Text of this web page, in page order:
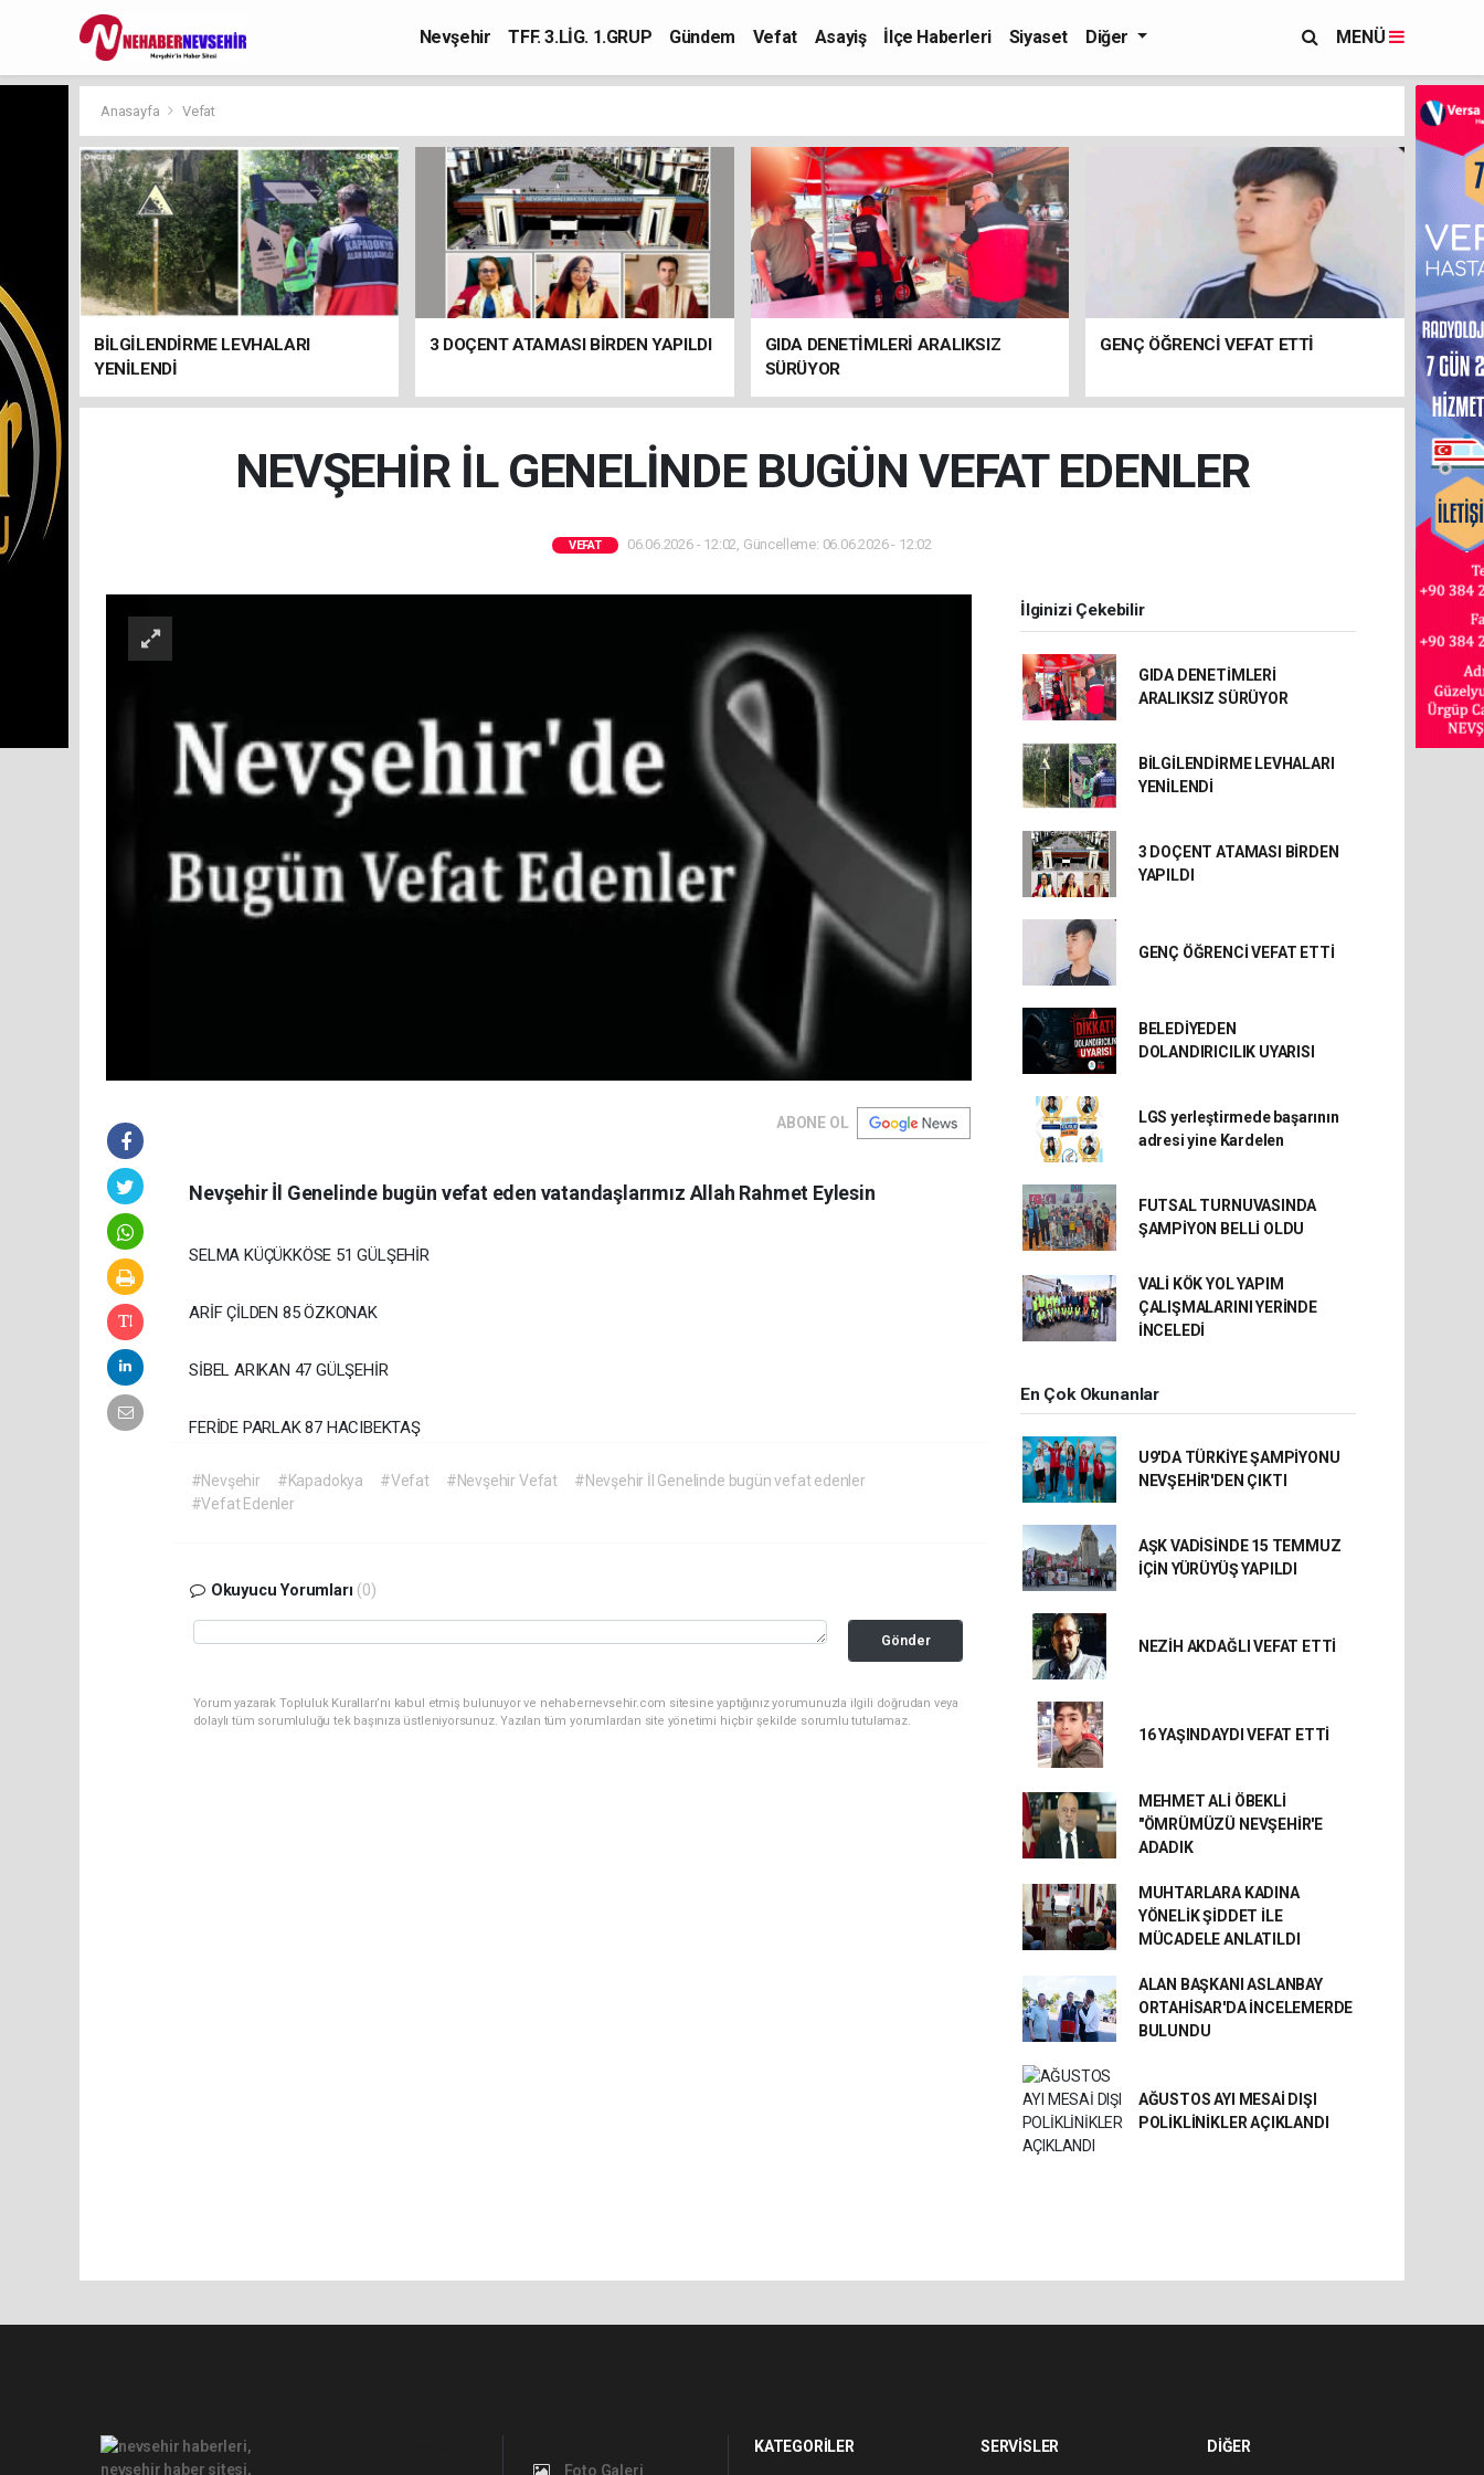
Nevşehir TFF. 3.LİG. 1.GRUP Gündem Vefat Asayiş İlçe Haberleri Siyaset Diğer MENÜ
Anasayfa Vefat
BİLGİLENDİRME LEVHALARI
YENİLENDİ
3 DOÇENT ATAMASI BİRDEN YAPILDI
GIDA DENETİMLERİ ARALIKSIZ
SÜRÜYOR
GENÇ ÖĞRENCİ VEFAT ETTİ
NEVŞEHİR İL GENELİNDE BUGÜN VEFAT EDENLER
VEFAT 06.06.2026 - 12:02, Güncelleme: 06.06.2026 - 12:02
ABONE OL
Nevşehir İl Genelinde bugün vefat eden vatandaşlarımız Allah Rahmet Eylesin
SELMA KÜÇÜKKÖSE 51 GÜLŞEHİR
ARİF ÇİLDEN 85 ÖZKONAK
SİBEL ARIKAN 47 GÜLŞEHİR
FERİDE PARLAK 87 HACIBEKTAŞ
#Nevşehir #Kapadokya #Vefat #Nevşehir Vefat
#Nevşehir İl Genelinde bugün vefat edenler
#Vefat Edenler
Okuyucu Yorumları (0)
Gönder
Yorum yazarak Topluluk Kuralları’nı kabul etmiş bulunuyor ve nehabernevsehir.com sitesine yaptığınız yorumunuzla ilgili doğrudan veya
dolaylı tüm sorumluluğu tek başınıza üstleniyorsunuz. Yazılan tüm yorumlardan site yönetimi hiçbir şekilde sorumlu tutulamaz.
İlginizi Çekebilir
GIDA DENETİMLERİ
ARALIKSIZ SÜRÜYOR
BİLGİLENDİRME LEVHALARI
YENİLENDİ
3 DOÇENT ATAMASI BİRDEN
YAPILDI
GENÇ ÖĞRENCİ VEFAT ETTİ
BELEDİYEDEN
DOLANDIRICILIK UYARISI
LGS yerleştirmede başarının
adresi yine Kardelen
FUTSAL TURNUVASINDA
ŞAMPİYON BELLİ OLDU
VALİ KÖK YOL YAPIM
ÇALIŞMALARINI YERİNDE
İNCELEDİ
En Çok Okunanlar
U9'DA TÜRKİYE ŞAMPİYONU
NEVŞEHİR'DEN ÇIKTI
AŞK VADİSİNDE 15 TEMMUZ
İÇİN YÜRÜYÜŞ YAPILDI
NEZİH AKDAĞLI VEFAT ETTİ
16 YAŞINDAYDI VEFAT ETTİ
MEHMET ALİ ÖBEKLİ
"ÖMRÜMÜZÜ NEVŞEHİR'E
ADADIK
MUHTARLARA KADINA
YÖNELİK ŞİDDET İLE
MÜCADELE ANLATILDI
ALAN BAŞKANI ASLANBAY
ORTAHİSAR'DA İNCELEMERDE
BULUNDU
AĞUSTOS AYI MESAİ DIŞI
POLİKLİNİKLER AÇIKLANDI
Foto Galeri
KATEGORİLER SERVİSLER DİĞER